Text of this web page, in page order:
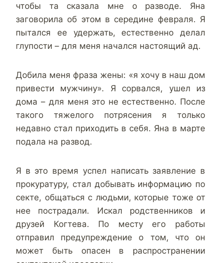
чтобы та сказала мне о разводе. Яна
заговорила об этом в середине февраля. Я
пытался ее удержать, естественно делал
глупости – для меня начался настоящий ад.
Добила меня фраза жены: «я хочу в наш дом
привести мужчину». Я сорвался, ушел из
дома – для меня это не естественно. После
такого тяжелого потрясения я только
недавно стал приходить в себя. Яна в марте
подала на развод.
Я в это время успел написать заявление в
прокуратуру, стал добывать информацию по
секте, общаться с людьми, которые тоже от
нее пострадали. Искал родственников и
друзей Когтева. По месту его работы
отправил предупреждение о том, что он
может быть опасен в распространении